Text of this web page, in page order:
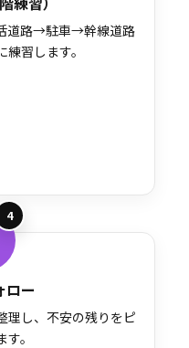
道路→駐車→幹線道路
習します。
4
ロー
理し、不安の残りをピ
。